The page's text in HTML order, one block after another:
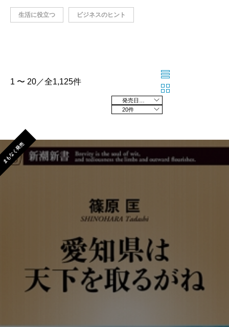
生活に役立つ ビジネスのヒント
1 〜 20／全1,125件
20件
まもなく発売